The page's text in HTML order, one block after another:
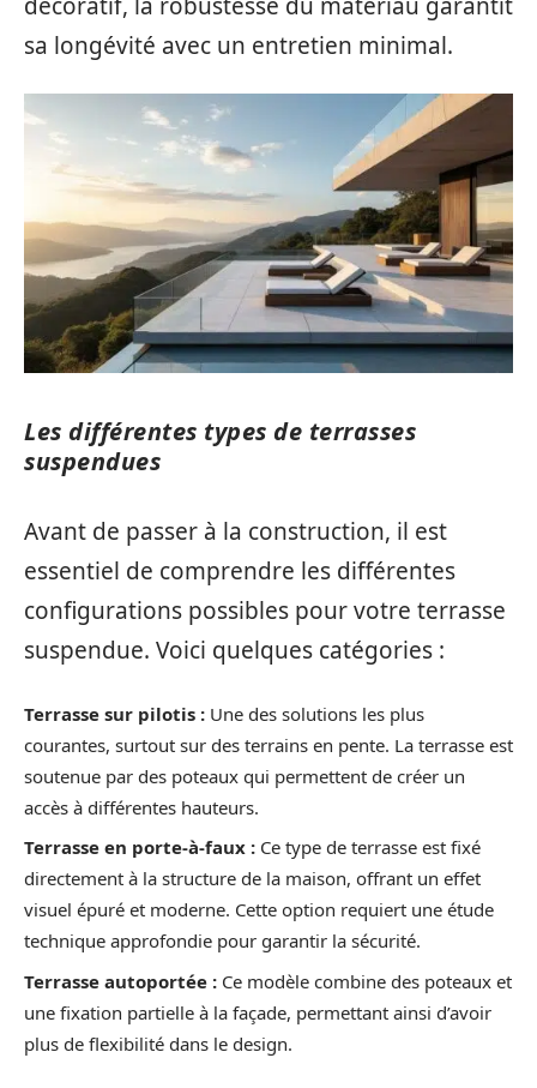
sa longévité avec un entretien minimal.
Les différentes types de terrasses
suspendues
Avant de passer à la construction, il est
essentiel de comprendre les différentes
configurations possibles pour votre terrasse
suspendue. Voici quelques catégories :
Terrasse sur pilotis : Une des solutions les plus
courantes, surtout sur des terrains en pente. La terrasse est
soutenue par des poteaux qui permettent de créer un
accès à différentes hauteurs.
Terrasse en porte-à-faux : Ce type de terrasse est fixé
directement à la structure de la maison, offrant un effet
visuel épuré et moderne. Cette option requiert une étude
technique approfondie pour garantir la sécurité.
Terrasse autoportée : Ce modèle combine des poteaux et
une fixation partielle à la façade, permettant ainsi d’avoir
plus de flexibilité dans le design.